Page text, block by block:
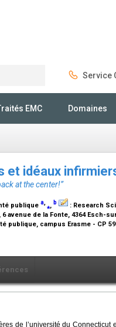
Service
EMC Domaines
et idéaux
at the center!”
publique a,⁎, b : Research
avenue de la Fonte, 4364 Esch-
campus Erasme - CP
de l’université du